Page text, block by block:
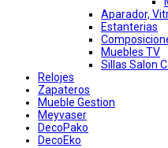
Aparador,
Estanterias
Muebles TV
Sillas Salon
Relojes
Zapateros
Mueble Gestion
Meyvaser
DecoPako
DecoEko